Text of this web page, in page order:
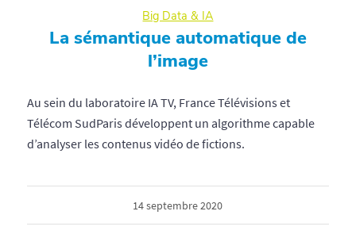
Big Data & IA
La sémantique automatique de
l’image
Au sein du laboratoire IA TV, France Télévisions et
Télécom SudParis développent un algorithme capable
d’analyser les contenus vidéo de fictions.
14 septembre 2020